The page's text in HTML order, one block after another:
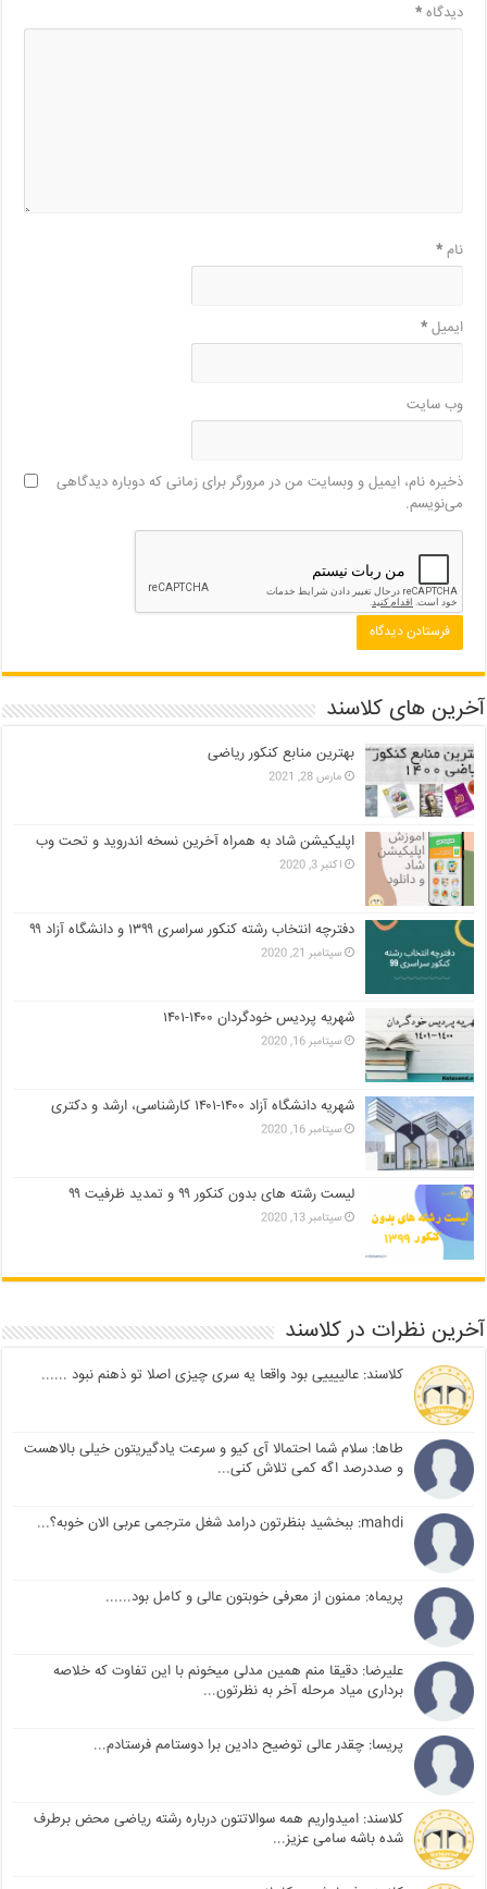
دیدگاه*
نام*
ایمیل*
وب‌ سایت
ذخیره نام، ایمیل و وبسایت من در مرورگر برای زمانی که دوباره دیدگاهی
می‌نویسم.
آخرین های کلاسند
بهترین منابع کنکور ریاضی
مارس 28, 2021
اپلیکیشن شاد به همراه آخرین نسخه اندروید و تحت وب
اکتبر 3, 2020
دفترچه انتخاب رشته کنکور سراسری ۱۳۹۹ و دانشگاه آزاد ۹۹
سپتامبر 21, 2020
شهریه پردیس خودگردان ۱۴۰۰-۱۴۰۱
سپتامبر 16, 2020
شهریه دانشگاه آزاد ۱۴۰۰-۱۴۰۱ کارشناسی، ارشد و دکتری
سپتامبر 16, 2020
لیست رشته های بدون کنکور ۹۹ و تمدید ظرفیت ۹۹
سپتامبر 13, 2020
آخرین نظرات در کلاسند
کلاسند: عالییییی بود واقعا یه سری چیزی اصلا تو ذهنم نبود ......
طاها: سلام شما احتمالا آی کیو و سرعت یادگیریتون خیلی بالاهست
و صددرصد اگه کمی تلاش کنی...
mahdi: ببخشید بنظرتون درامد شغل مترجمی عربی الان خوبه؟...
پریماه: ممنون از معرفی خوبتون عالی و کامل بود......
علیرضا: دقیقا منم همین مدلی میخونم با این تفاوت که خلاصه
برداری میاد مرحله آخر به نظرتون...
پریسا: چقدر عالی توضیح دادین برا دوستامم فرستادم...
کلاسند: امیدواریم همه سوالاتتون درباره رشته ریاضی محض برطرف
شده باشه سامی عزیز...